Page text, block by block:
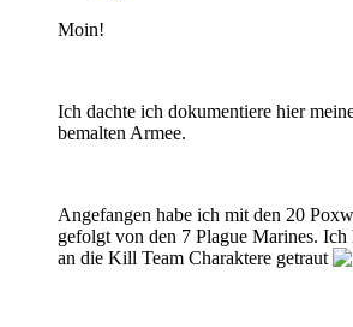
Moin!
Ich dachte ich dokumentiere hier
bemalten Armee.
Angefangen habe ich mit den 20
gefolgt von den 7 Plague Marines.
an die Kill Team Charaktere getraut